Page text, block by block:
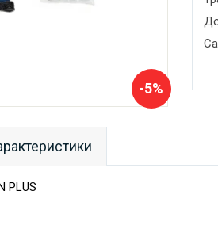
-5%
PLUS